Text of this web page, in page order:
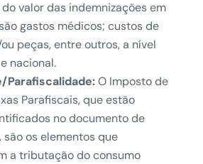
valor das indemnizações em
gastos médicos; custos de
peças, entre outros, a nível
nacional.
Parafiscalidade:O Imposto de
Parafiscais, que estão
no documento de
são os elementos que
a tributação do consumo